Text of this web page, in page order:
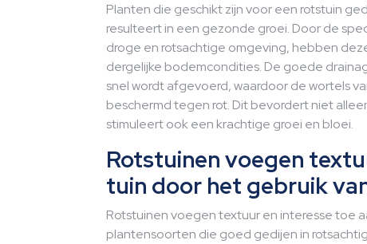
Planten die geschikt zijn voor een rotstuin
resulteert in een gezonde groei. Door de
droge en rotsachtige omgeving, hebben
dergelijke bodemcondities. De goede
snel wordt afgevoerd, waardoor de wortels
beschermd tegen rot. Dit bevordert niet
stimuleert ook een krachtige groei en bloei.
Rotstuinen voegen
tuin door het gebruik
Rotstuinen voegen textuur en interesse toe
plantensoorten die goed gedijen in